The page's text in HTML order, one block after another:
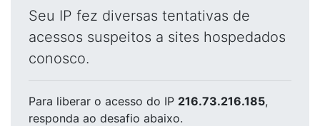
Seu IP fez diversas tentativas de
acessos suspeitos a sites hospedados
conosco.
Para liberar o acesso do IP 216.73.216.185,
responda ao desafio abaixo.